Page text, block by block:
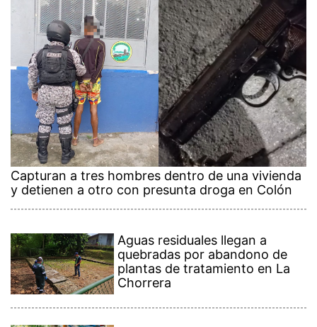
Capturan a tres hombres dentro de una vivienda
y detienen a otro con presunta droga en Colón
Aguas residuales llegan a
quebradas por abandono de
plantas de tratamiento en La
Chorrera